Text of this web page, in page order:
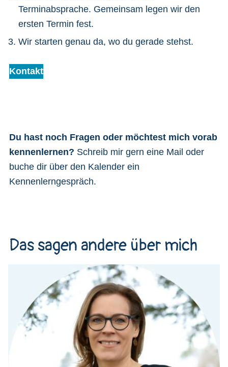
Terminabsprache. Gemeinsam legen wir den
ersten Termin fest.
Wir starten genau da, wo du gerade stehst.
Kontakt
Du hast noch Fragen oder möchtest mich vorab
kennenlernen? Schreib mir gern eine Mail oder
buche dir über den Kalender ein
Kennenlerngespräch.
Das sagen andere über mich